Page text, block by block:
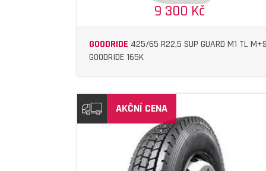
9 300 Kč
GOODRIDE 425/65 R22,5 SUP GUARD M1 TL
GOODRIDE 165K
AKČNÍ CENA